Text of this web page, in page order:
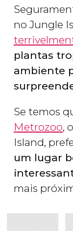
no Jungle
plantas
ambiente
Se temos
Metrozoo, o
Island,
um lugar
mais